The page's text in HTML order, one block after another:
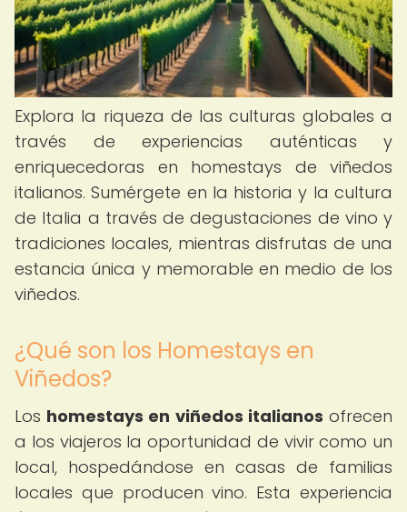
Explora la riqueza de las culturas globales a
través de experiencias auténticas y
enriquecedoras en homestays de viñedos
italianos. Sumérgete en la historia y la cultura
de Italia a través de degustaciones de vino y
tradiciones locales, mientras disfrutas de una
estancia única y memorable en medio de los
viñedos.
¿Qué son los Homestays en
Viñedos?
Los homestays en viñedos italianos ofrecen
a los viajeros la oportunidad de vivir como un
local, hospedándose en casas de familias
locales que producen vino. Esta experiencia